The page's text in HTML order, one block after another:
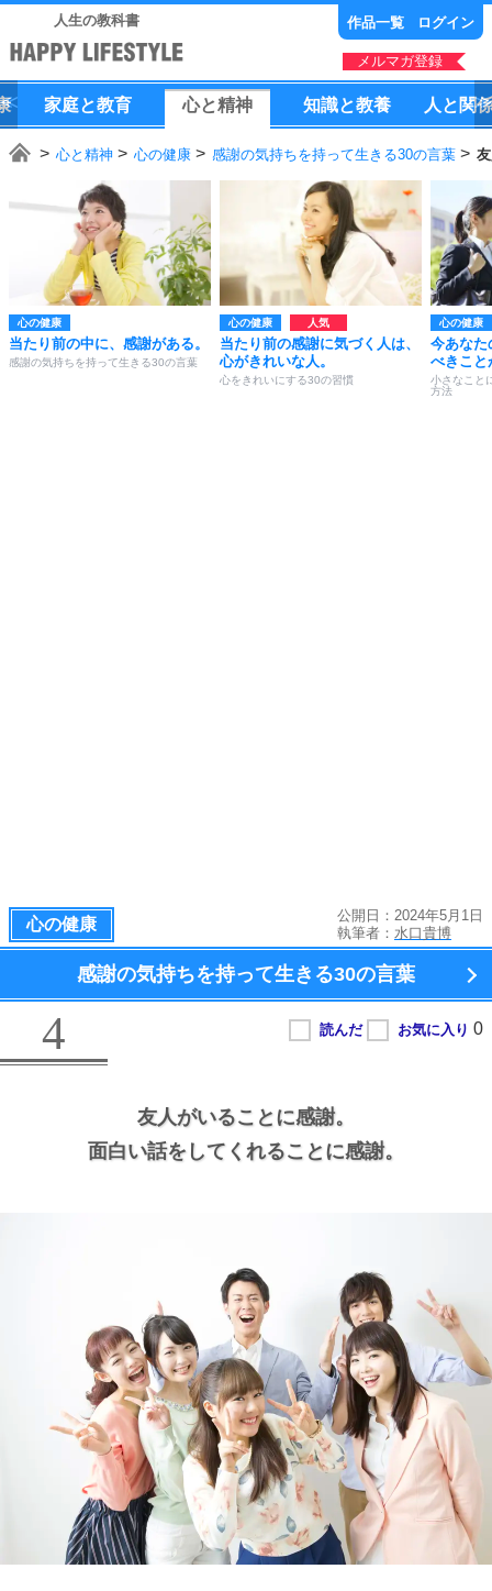
人生の教科書 作品一覧 ログイン
メルマガ登録
家庭と教育 心と精神 知識と教養 人 と 関
心と精神 心の健康 感謝の気持ちを持って生きる30の言葉
心の健康
当たり前の中に、感謝がある。
感謝の気持ちを持って生きる30の言葉
心の健康
当たり前の感謝に気づく人は、
心がきれいな人。
心をきれいにする30の習慣
心の健康
今あなた
べきこと
小さなこと
方法
心の健康
公開日：2024年5月1日
執筆者： 水口貴博
感謝の気持ちを持って生きる30の言葉
4
友人がいることに感謝。
面白い話をしてくれることに感謝。